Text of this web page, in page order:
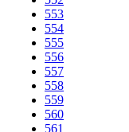
553
554
555
556
557
558
559
560
561